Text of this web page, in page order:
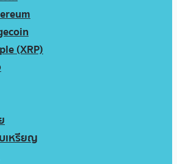
(XRP)
เหรียญ